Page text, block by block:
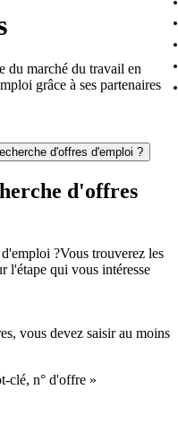
du marché du travail en
grâce à ses partenaires
d'offres d'emploi ?
d'offres
?Vous trouverez les
l'étape qui vous intéresse
vous devez saisir au moins
clé, n° d'offre »